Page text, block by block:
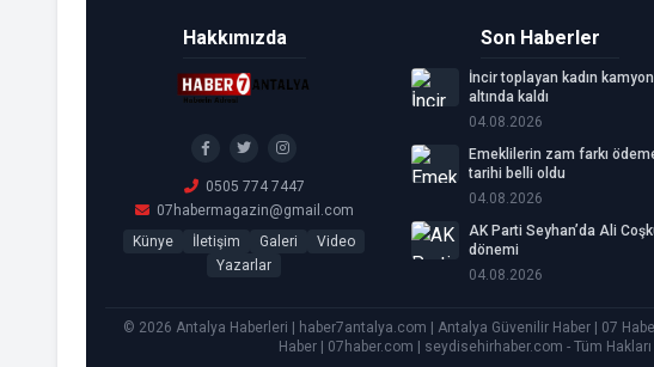
Hakkımızda
0505 774 7447
07habermagazin@gmail.com
Künye
İletişim Galeri
Video
Yazarlar
Son Haberler
İncir toplayan kadın
altında kaldı
04.08.2026
Emeklilerin zam farkı
tarihi belli oldu
04.08.2026
AK Parti Seyhan’da Ali
dönemi
04.08.2026
© 2026 Antalya Haberleri | haber7antalya.com | Antalya Güvenilir Haber | 07
Haber | 07haber.com | seydisehirhaber.com - Tüm Hakları